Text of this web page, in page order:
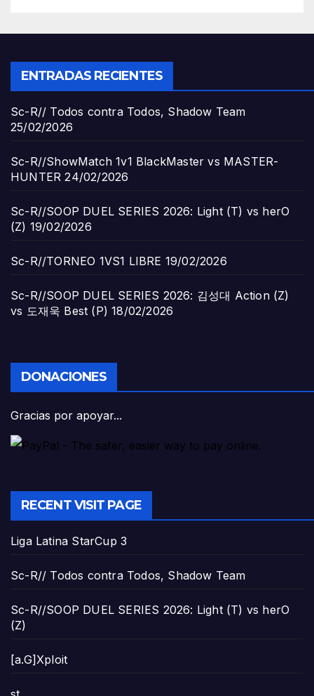
ENTRADAS RECIENTES
Sc-R// Todos contra Todos, Shadow Team
25/02/2026
Sc-R//ShowMatch 1v1 BlackMaster vs MASTER-
HUNTER 24/02/2026
Sc-R//SOOP DUEL SERIES 2026: Light (T) vs herO
(Z) 19/02/2026
Sc-R//TORNEO 1VS1 LIBRE 19/02/2026
Sc-R//SOOP DUEL SERIES 2026: 김성대 Action (Z)
vs 도재욱 Best (P) 18/02/2026
DONACIONES
Gracias por apoyar...
RECENT VISIT PAGE
Liga Latina StarCup 3
Sc-R// Todos contra Todos, Shadow Team
Sc-R//SOOP DUEL SERIES 2026: Light (T) vs herO
(Z)
[a.G]Xploit